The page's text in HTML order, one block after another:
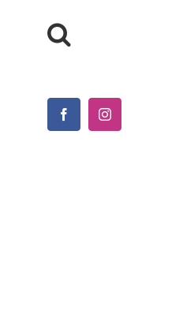
FacebookInstagram